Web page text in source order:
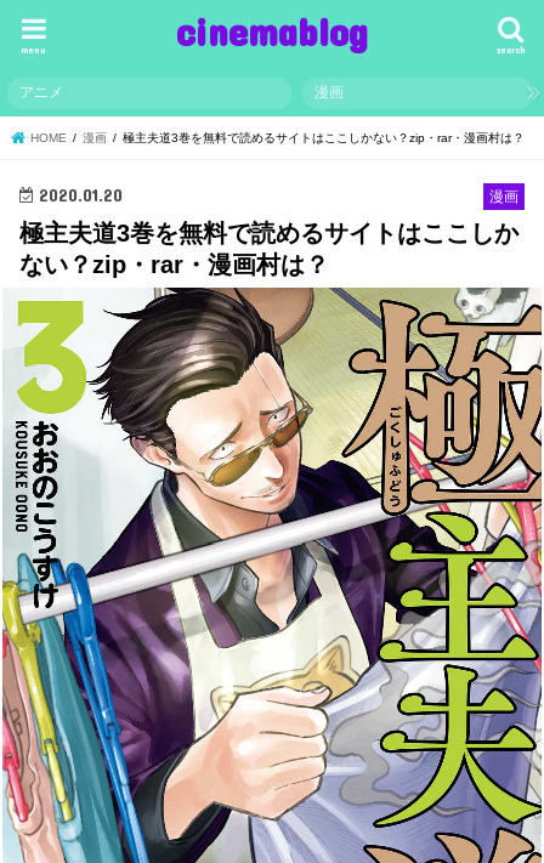
cinemablog search
menu
アニメ 漫画
HOME 漫画 極主夫道3巻を無料で読めるサイトはここしかない？zip・rar・漫画村は？
漫画
2020.01.20
極主夫道3巻を無料で読めるサイトはここしか
ない？zip・rar・漫画村は？